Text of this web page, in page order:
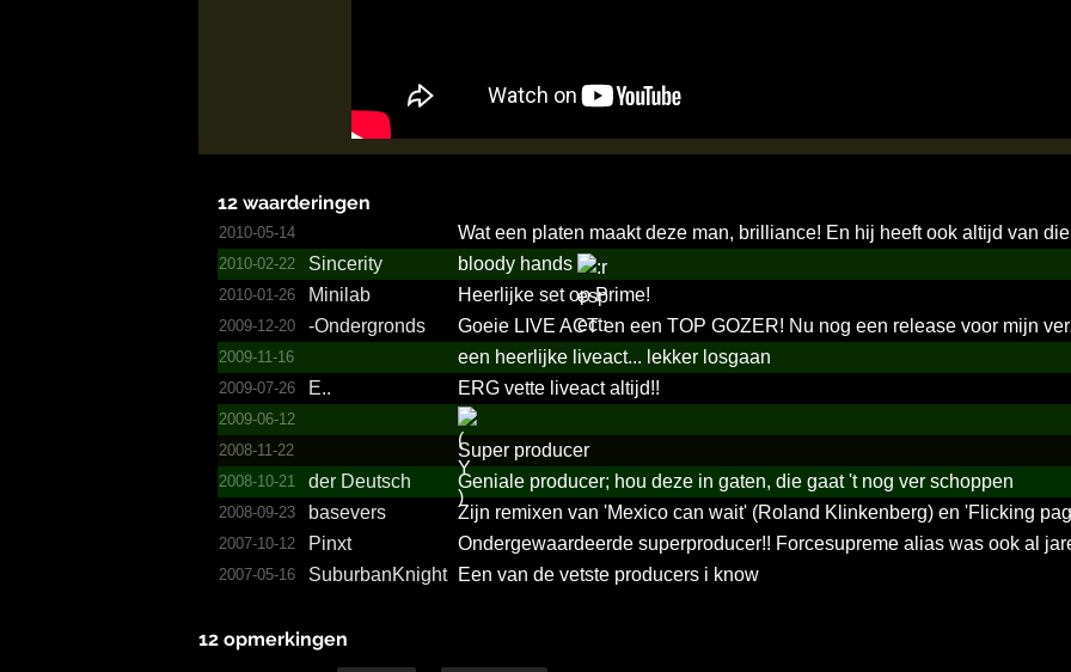
12 waarderingen
2010-05-14 Wat een platen maakt deze man, brilliance! En hij heeft ook altijd van
2010-02-22 Sincerity bloody hands
2010-01-26 Minilab Heerlijke set op Prime!
2009-12-20 -Ondergronds Goeie LIVE ACT en een TOP GOZER! Nu nog een release voor mijn
2009-11-16 een heerlijke liveact... lekker losgaan
2009-07-26 E.. ERG vette liveact altijd!!
2009-06-12
2008-11-22
Super producer
2008-10-21 der Deutsch Geniale producer; hou deze in gaten, die gaat 't nog ver schoppen
2008-09-23 basevers Zijn remixen van 'Mexico can wait' (Roland Klinkenberg) en 'Flicking
2007-10-12 Pinxt Ondergewaardeerde superproducer!! Forcesupreme alias was ook al
2007-05-16 Suburb­anKnig­ht Een van de vetste producers i know
12 opmerkingen